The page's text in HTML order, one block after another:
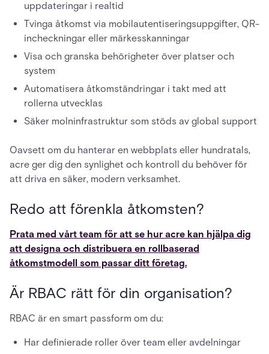
uppdateringar i realtid
Tvinga åtkomst via mobilautentiseringsuppgifter, QR-
incheckningar eller märkesskanningar
Visa och granska behörigheter över platser och
system
Automatisera åtkomständringar i takt med att
rollerna utvecklas
Säker molninfrastruktur som stöds av global support
Oavsett om du hanterar en webbplats eller hundratals,
acre ger dig den synlighet och kontroll du behöver för
att driva en säker, modern verksamhet.
Redo att förenkla åtkomsten?
Prata med vårt team för att se hur acre kan hjälpa dig
att designa och distribuera en rollbaserad
åtkomstmodell som passar ditt företag.
Är RBAC rätt för din organisation?
RBAC är en smart passform om du:
Har definierade roller över team eller avdelningar